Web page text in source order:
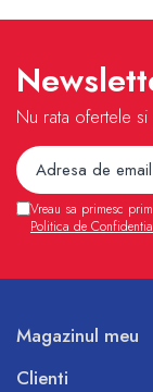
Nu rata ofertele
Vreau sa primesc
Politica de
Magazinul meu
Clienti